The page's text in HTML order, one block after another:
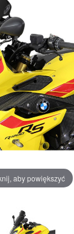
aby powiększyć